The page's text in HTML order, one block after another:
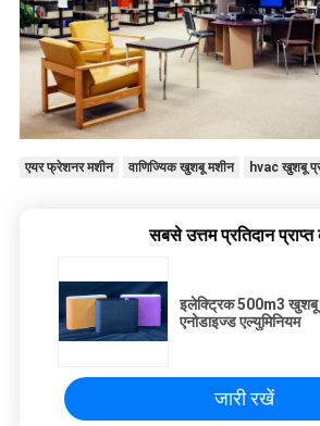
एयर फ्रेशनर मशीन वाणिज्यिक खुशबू मशीन hvac खुशबू
सबसे उत्तम प्रतिदान
इलेक्ट्रिक 500m3 खुशबू
एनोडाइज्ड एल्युमिनियम
जारी रखें